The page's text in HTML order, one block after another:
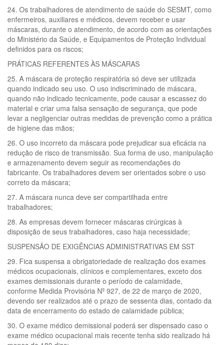
24. Os trabalhadores de atendimento de saúde do SESMT, como
enfermeiros, auxiliares e médicos, devem receber e usar
máscaras, durante o atendimento, de acordo com as orientações
do Ministério da Saúde, e Equipamentos de Proteção Individual
definidos para os riscos;
PRÁTICAS REFERENTES ÀS MÁSCARAS
25. A máscara de proteção respiratória só deve ser utilizada
quando indicado seu uso. O uso indiscriminado de máscara,
quando não indicado tecnicamente, pode causar a escassez do
material e criar uma falsa sensação de segurança, que pode
levar a negligenciar outras medidas de prevenção como a prática
de higiene das mãos;
26. O uso incorreto da máscara pode prejudicar sua eficácia na
redução de risco de transmissão. Sua forma de uso, manipulação
e armazenamento devem seguir as recomendações do
fabricante. Os trabalhadores devem ser orientados sobre o uso
correto da máscara;
27. A máscara nunca deve ser compartilhada entre
trabalhadores;
28. As empresas devem fornecer máscaras cirúrgicas à
disposição de seus trabalhadores, caso haja necessidade;
SUSPENSÃO DE EXIGÊNCIAS ADMINISTRATIVAS EM SST
29. Fica suspensa a obrigatoriedade de realização dos exames
médicos ocupacionais, clínicos e complementares, exceto dos
exames demissionais durante o período de calamidade,
conforme Medida Provisória Nº 927, de 22 de março de 2020,
devendo ser realizados até o prazo de sessenta dias, contado da
data de encerramento do estado de calamidade pública;
30. O exame médico demissional poderá ser dispensado caso o
exame médico ocupacional mais recente tenha sido realizado há